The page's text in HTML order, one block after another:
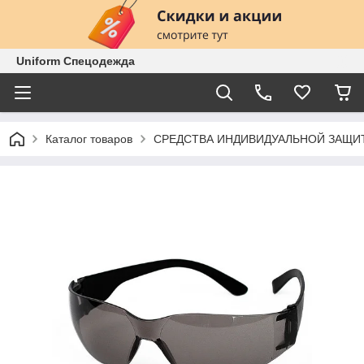
Uniform Спецодежда
Каталог товаров СРЕДСТВА ИНДИВИДУАЛЬНОЙ